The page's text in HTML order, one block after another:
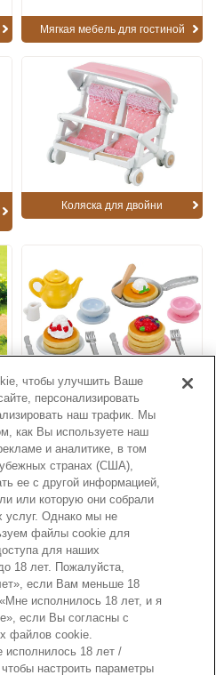
Мягкая мебель для гостиной
Коляска для двойни
Набор "Домашние блинчики"
Еще
каталога
чтобы улучшить Ваше
персонализировать
наш трафик. Мы
как Вы используете наш
и аналитике, в том
странах (США),
ее с другой информацией,
или которую они собрали
услуг. Однако мы не
файлы cookie для
для наших
18 лет. Пожалуйста,
если Вам меньше 18
исполнилось 18 лет, и я
если Вы согласны с
файлов cookie.
18 лет /
настроить параметры